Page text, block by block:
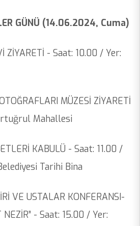
GÜNÜ (14.06.2024, Cuma)
ZİYARETİ - Saat: 10.00 / Yer:
MÜZESİ ZİYARETİ
Mahallesi
KABULÜ - Saat: 11.00 /
Tarihi Bina
VE USTALAR KONFERANSI-
NEZİR” - Saat: 15.00 / Yer: